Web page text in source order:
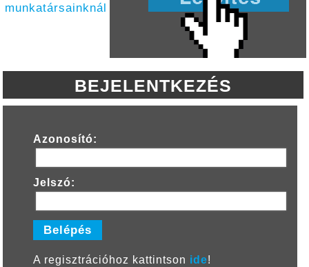
munkatársainknál
BEJELENTKEZÉS
Azonosító:
Jelszó:
A regisztrációhoz kattintson ide!